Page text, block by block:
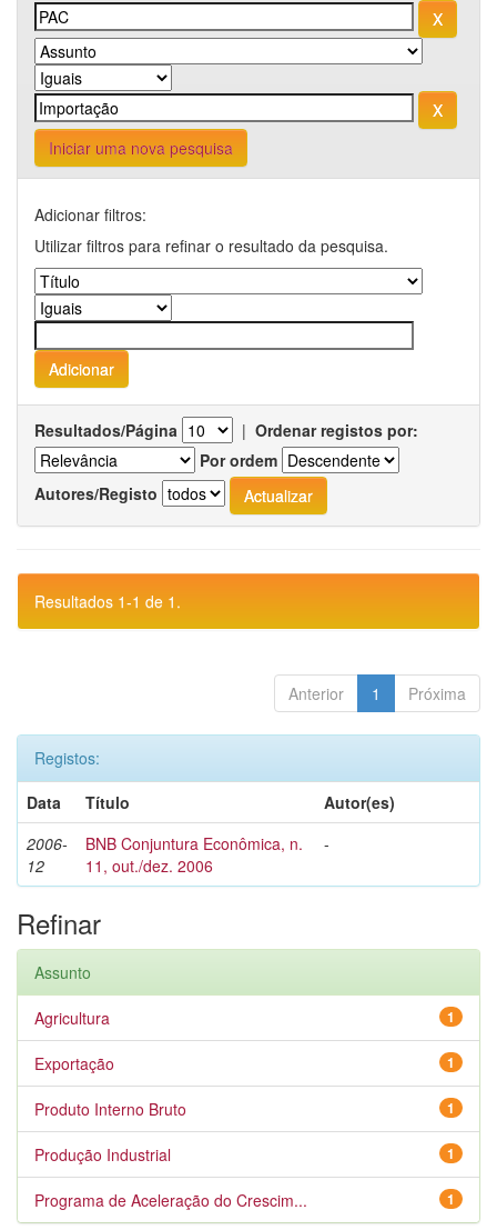
Iniciar uma nova pesquisa
Adicionar filtros:
Utilizar filtros para refinar o resultado da pesquisa.
Resultados/Página | Ordenar registos por:
Por ordem
Autores/Registo
Resultados 1-1 de 1.
Anterior 1 Próxima
Registos:
Data
Título
Autor(es)
2006-
12
BNB Conjuntura Econômica, n.
11, out./dez. 2006
-
Refinar
Assunto
1
Agricultura
1
Exportação
1
Produto Interno Bruto
1
Produção Industrial
1
Programa de Aceleração do Crescim...